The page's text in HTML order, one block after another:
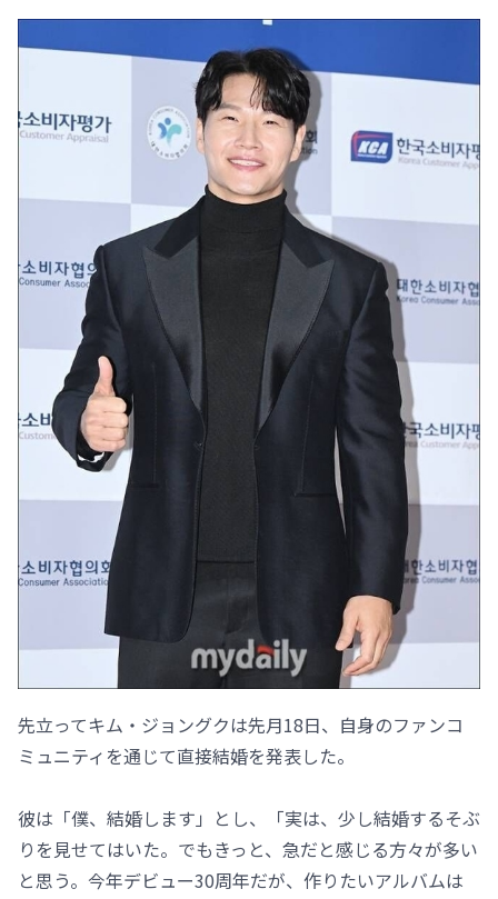
先立ってキム・ジョングクは先月18日、自身のファンコ
ミュニティを通じて直接結婚を発表した。
彼は「僕、結婚します」とし、「実は、少し結婚するそぶ
りを見せてはいた。でもきっと、急だと感じる方々が多い
と思う。今年デビュー30周年だが、作りたいアルバムは